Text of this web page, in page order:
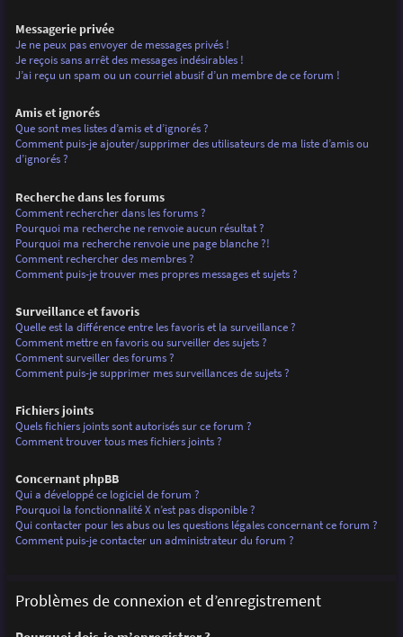
Messagerie privée
Je ne peux pas envoyer de messages privés !
Je reçois sans arrêt des messages indésirables !
J’ai reçu un spam ou un courriel abusif d’un membre de ce forum !
Amis et ignorés
Que sont mes listes d’amis et d’ignorés ?
Comment puis-je ajouter/supprimer des utilisateurs de ma liste d’amis ou
d’ignorés ?
Recherche dans les forums
Comment rechercher dans les forums ?
Pourquoi ma recherche ne renvoie aucun résultat ?
Pourquoi ma recherche renvoie une page blanche ?!
Comment rechercher des membres ?
Comment puis-je trouver mes propres messages et sujets ?
Surveillance et favoris
Quelle est la différence entre les favoris et la surveillance ?
Comment mettre en favoris ou surveiller des sujets ?
Comment surveiller des forums ?
Comment puis-je supprimer mes surveillances de sujets ?
Fichiers joints
Quels fichiers joints sont autorisés sur ce forum ?
Comment trouver tous mes fichiers joints ?
Concernant phpBB
Qui a développé ce logiciel de forum ?
Pourquoi la fonctionnalité X n’est pas disponible ?
Qui contacter pour les abus ou les questions légales concernant ce forum ?
Comment puis-je contacter un administrateur du forum ?
Problèmes de connexion et d’enregistrement